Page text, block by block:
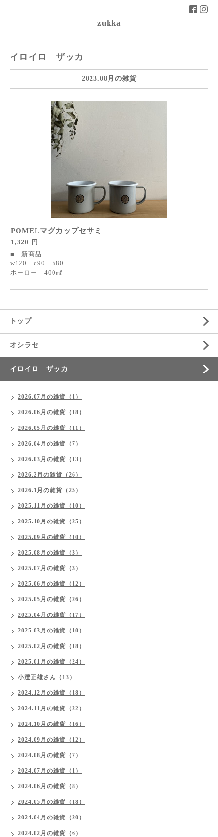
zukka
イロイロ ザッカ
2023.08月の雑貨
POMELマグカップセサミ
1,320 円
■ 新商品
w120 d90 h80
ホーロー 400㎖
トップ
オシラセ
イロイロ ザッカ
2026.07月の雑貨（1）
2026.06月の雑貨（18）
2026.05月の雑貨（11）
2026.04月の雑貨（7）
2026.03月の雑貨（13）
2026.2月の雑貨（26）
2026.1月の雑貨（25）
2025.11月の雑貨（10）
2025.10月の雑貨（25）
2025.09月の雑貨（10）
2025.08月の雑貨（3）
2025.07月の雑貨（3）
2025.06月の雑貨（12）
2025.05月の雑貨（26）
2025.04月の雑貨（17）
2025.03月の雑貨（10）
2025.02月の雑貨（18）
2025.01月の雑貨（24）
小澄正雄さん（13）
2024.12月の雑貨（18）
2024.11月の雑貨（22）
2024.10月の雑貨（16）
2024.09月の雑貨（12）
2024.08月の雑貨（7）
2024.07月の雑貨（1）
2024.06月の雑貨（8）
2024.05月の雑貨（18）
2024.04月の雑貨（20）
2024.02月の雑貨（6）